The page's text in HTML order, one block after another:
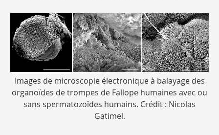
Légende
-
Images de microscopie électronique à balayage des
organoïdes de trompes de Fallope humaines avec ou
sans spermatozoïdes humains. Crédit : Nicolas
Gatimel.